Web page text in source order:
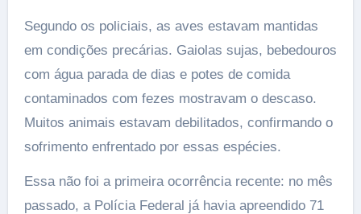
Segundo os policiais, as aves estavam mantidas
em condições precárias. Gaiolas sujas, bebedouros
com água parada de dias e potes de comida
contaminados com fezes mostravam o descaso.
Muitos animais estavam debilitados, confirmando o
sofrimento enfrentado por essas espécies.
Essa não foi a primeira ocorrência recente: no mês
passado, a Polícia Federal já havia apreendido 71